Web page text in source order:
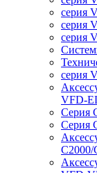
серия
серия
серия
серия
VFD-
Серия
Серия
С2000/